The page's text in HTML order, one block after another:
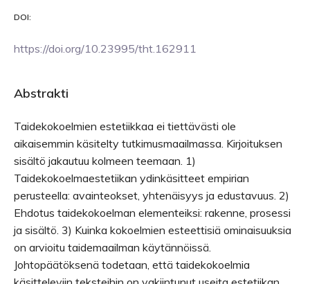
DOI:
https://doi.org/10.23995/tht.162911
Abstrakti
Taidekokoelmien estetiikkaa ei tiettävästi ole
aikaisemmin käsitelty tutkimusmaailmassa. Kirjoituksen
sisältö jakautuu kolmeen teemaan. 1)
Taidekokoelmaestetiikan ydinkäsitteet empirian
perusteella: avainteokset, yhtenäisyys ja edustavuus. 2)
Ehdotus taidekokoelman elementeiksi: rakenne, prosessi
ja sisältö. 3) Kuinka kokoelmien esteettisiä ominaisuuksia
on arvioitu taidemaailman käytännöissä.
Johtopäätöksenä todetaan, että taidekokoelmia